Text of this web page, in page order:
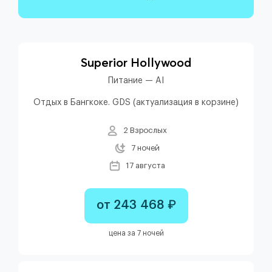
Superior Hollywood
Питание — AI
Отдых в Бангкоке. GDS (актуализация в корзине)
2 Взрослых
7 ночей
17 августа
от 243 468 ₽
цена за 7 ночей